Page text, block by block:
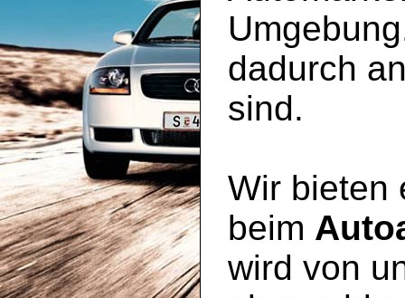
dadurch
sind.
Wir bieten
beim
wird von